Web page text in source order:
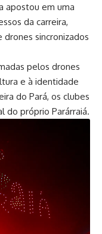
apostou em uma
da carreira,
sincronizados
pelos drones
e à identidade
do Pará, os clubes
do próprio Parárraiá.